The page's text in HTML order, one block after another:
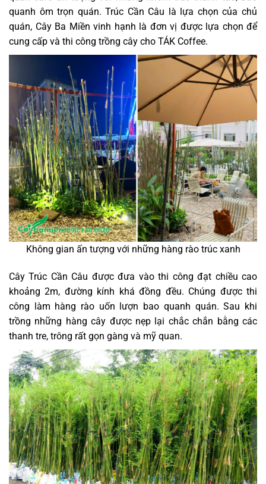
quanh ôm trọn quán. Trúc Cần Câu là lựa chọn của chủ
quán, Cây Ba Miền vinh hạnh là đơn vị được lựa chọn để
cung cấp và thi công trồng cây cho TÁK Coffee.
Không gian ấn tượng với những hàng rào trúc xanh
Cây Trúc Cần Câu được đưa vào thi công đạt chiều cao
khoảng 2m, đường kính khá đồng đều. Chúng được thi
công làm hàng rào uốn lượn bao quanh quán. Sau khi
trồng những hàng cây được nẹp lại chắc chắn bằng các
thanh tre, trông rất gọn gàng và mỹ quan.